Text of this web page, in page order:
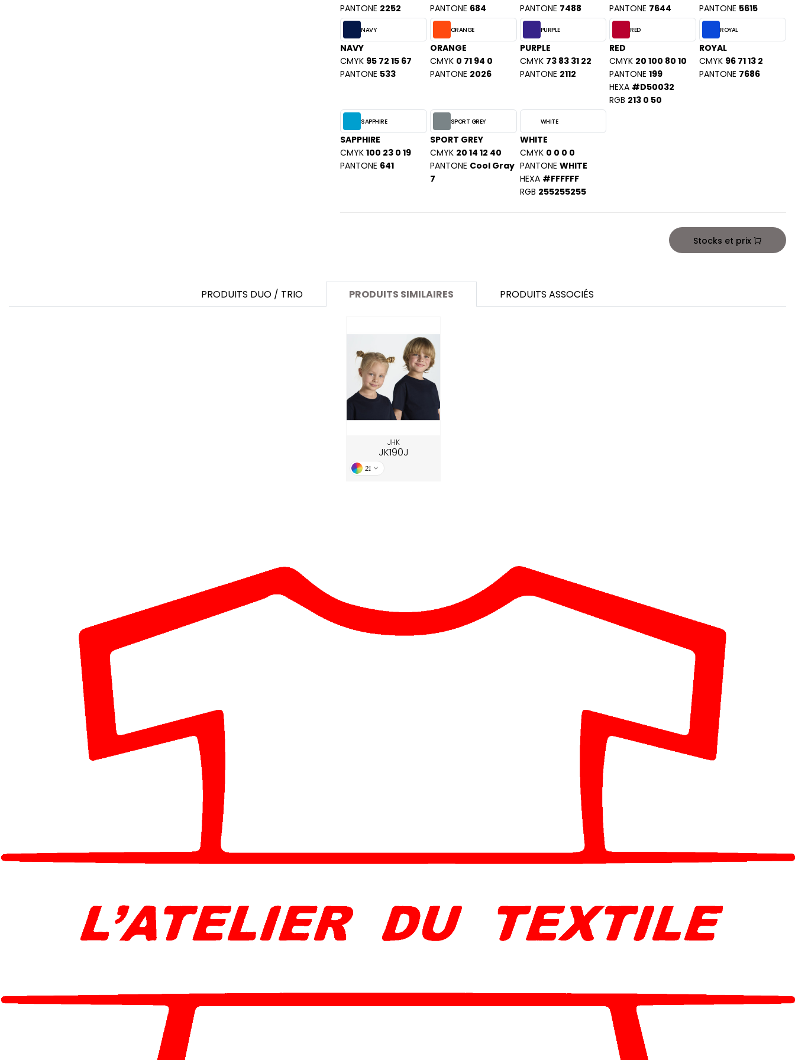
SANS ETIQUETTE
PANTONE 2252
PANTONE 684
PANTONE 7488
PANTONE 7644
PANTONE 5615
NAVY
NAVY
CMYK 95 72 15 67
PANTONE 533
ORANGE
ORANGE
CMYK 0 71 94 0
PANTONE 2026
PURPLE
PURPLE
CMYK 73 83 31 22
PANTONE 2112
RED
RED
CMYK 20 100 80 10
PANTONE 199
HEXA #D50032
RGB 213 0 50
ROYAL
ROYAL
CMYK 96 71 13 2
PANTONE 7686
SAPPHIRE
SAPPHIRE
CMYK 100 23 0 19
PANTONE 641
SPORT GREY
SPORT GREY
CMYK 20 14 12 40
PANTONE Cool Gray
7
WHITE
WHITE
CMYK 0 0 0 0
PANTONE WHITE
HEXA #FFFFFF
RGB 255255255
Stocks et prix
PRODUITS DUO / TRIO PRODUITS SIMILAIRES PRODUITS ASSOCIÉS
JHK
JK190J
21